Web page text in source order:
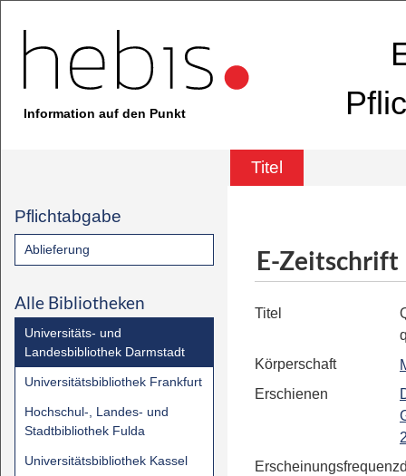
Information auf den Punkt
Titel
Pflichtabgabe
Ablieferung
Alle Bibliotheken
Universitäts- und
Landesbibliothek Darmstadt
Universitätsbibliothek Frankfurt
Hochschul-, Landes- und
Stadtbibliothek Fulda
Universitätsbibliothek Kassel
E-Zeitschrift
Titel
Körperschaft
Erschienen
Erscheinungsfrequenz